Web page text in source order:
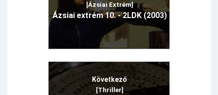
[Ázsiai Extrém]
Ázsiai extrém 10. - 2LDK (2003)
Következő
[Thriller]